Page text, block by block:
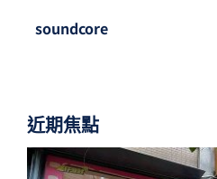
soundcore
近期焦點